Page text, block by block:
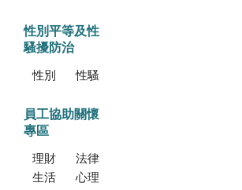
性別平等及性
騷擾防治
性別平等專區 性騷擾防治專區
員工協助關懷
專區
理財資源
法律資源
生活健康資源
心理資源